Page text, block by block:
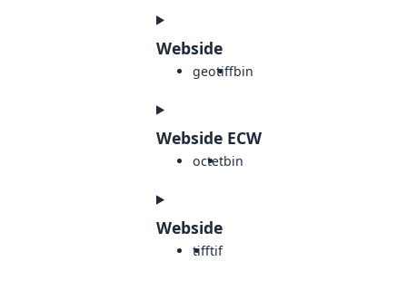
Webside
geotiffbin
Webside ECW
octetbin
Webside
tifftif